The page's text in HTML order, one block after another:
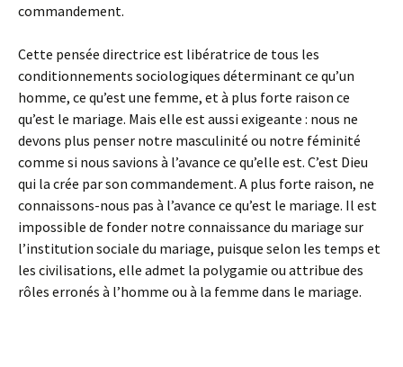
commandement.
Cette pensée directrice est libératrice de tous les
conditionnements sociologiques déterminant ce qu’un
homme, ce qu’est une femme, et à plus forte raison ce
qu’est le mariage. Mais elle est aussi exigeante : nous ne
devons plus penser notre masculinité ou notre féminité
comme si nous savions à l’avance ce qu’elle est. C’est Dieu
qui la crée par son commandement. A plus forte raison, ne
connaissons-nous pas à l’avance ce qu’est le mariage. Il est
impossible de fonder notre connaissance du mariage sur
l’institution sociale du mariage, puisque selon les temps et
les civilisations, elle admet la polygamie ou attribue des
rôles erronés à l’homme ou à la femme dans le mariage.